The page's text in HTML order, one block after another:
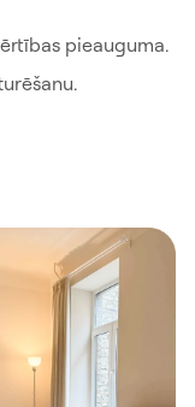
pieauguma.